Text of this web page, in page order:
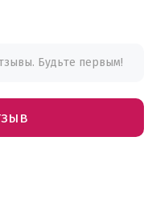
Будьте первым!